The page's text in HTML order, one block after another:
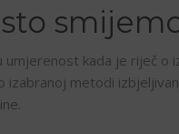
umjerenost kada je riječ
izabranoj metodi